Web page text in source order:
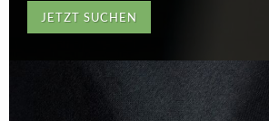
JETZT SUCHEN